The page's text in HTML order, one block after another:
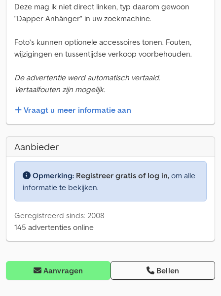
Deze mag ik niet direct linken, typ daarom gewoon
"Dapper Anhänger" in uw zoekmachine.
Foto’s kunnen optionele accessoires tonen. Fouten,
wijzigingen en tussentijdse verkoop voorbehouden.
De advertentie werd automatisch vertaald.
Vertaalfouten zijn mogelijk.
Vraagt u meer informatie aan
Aanbieder
Opmerking: Registreer gratis of log in, om alle
informatie te bekijken.
Geregistreerd sinds: 2008
145 advertenties online
Aanvragen Bellen